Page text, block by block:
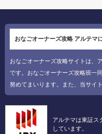
おなごオーナーズ攻略 アルテマ
おなごオーナーズ攻略サイトは、
です。おなごオーナーズ攻略班一
努めてまいります。また、当サイ
アルテマは東証ス
しています。